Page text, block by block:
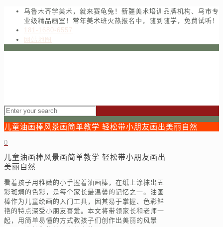
乌鲁木齐学美术，就来赛龟兔！新疆美术培训品牌机构、乌市专
业级精品画室！常年美术班火热报名中，随到随学，免费试听！
181-1680-6557
网站地图
儿童油画棒风景画简单教学 轻松带小朋友画出美丽自然
0
儿童油画棒风景画简单教学 轻松带小朋友画出
美丽自然
看着孩子用稚嫩的小手握着油画棒，在纸上涂抹出五
彩斑斓的色彩，是每个家长最温馨的记忆之一。油画
棒作为儿童绘画的入门工具，因其易于掌握、色彩鲜
艳的特点深受小朋友喜爱。本文将带领家长和老师一
起，用简单易懂的方式教孩子们创作出美丽的风景